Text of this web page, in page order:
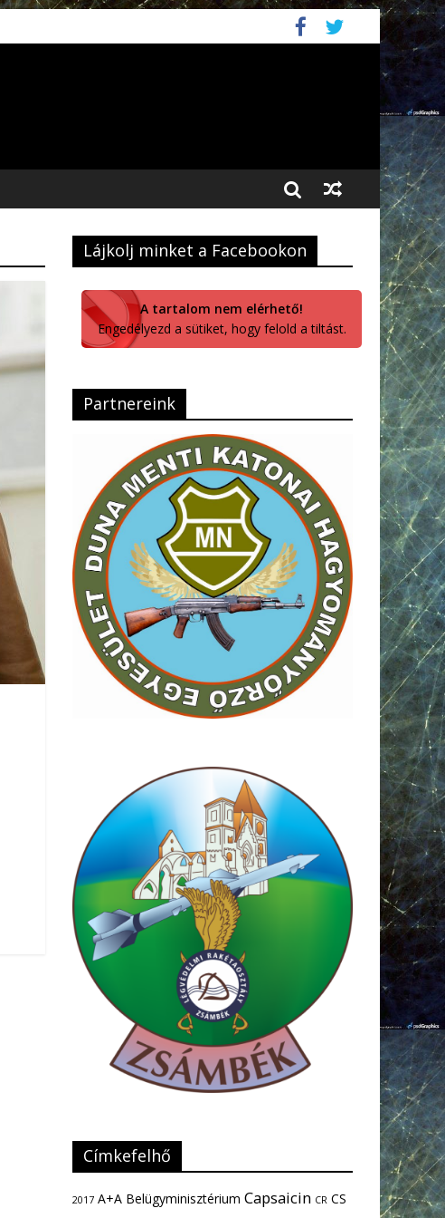
Lájkolj minket a Facebookon
A tartalom nem elérhető!
Engedélyezd a sütiket, hogy felold a tiltást.
Partnereink
Címkefelhő
2017 A+A Belügyminisztérium Capsaicin CR CS